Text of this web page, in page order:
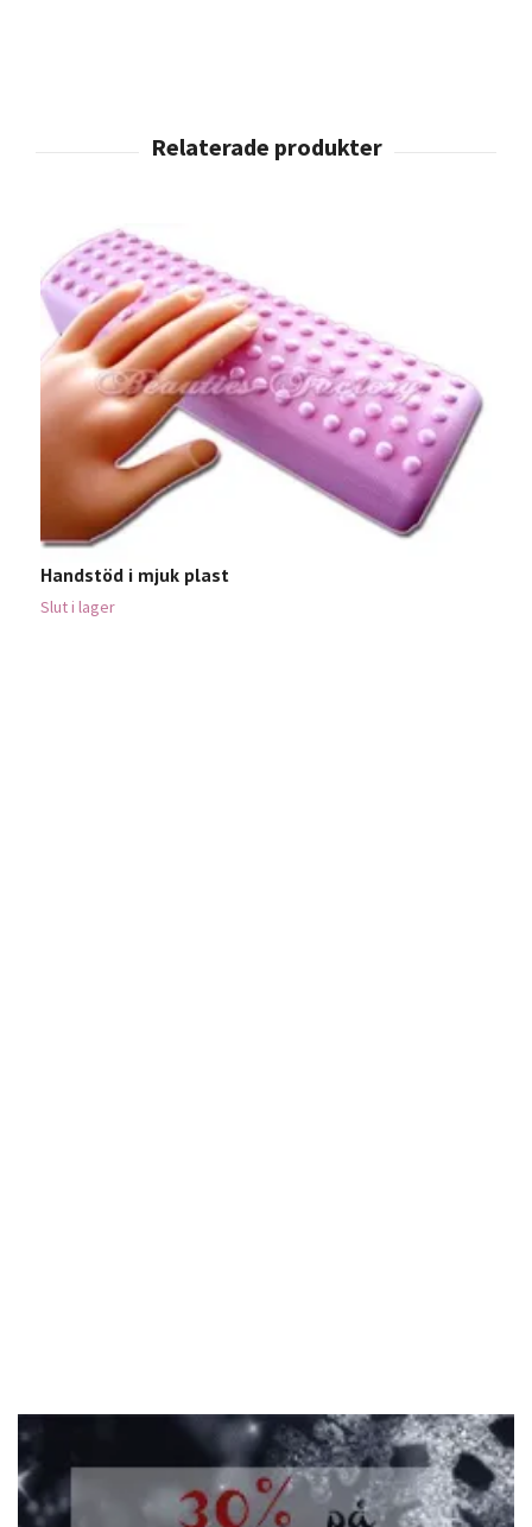
Handstöd i mjuk plast
Slut i lager